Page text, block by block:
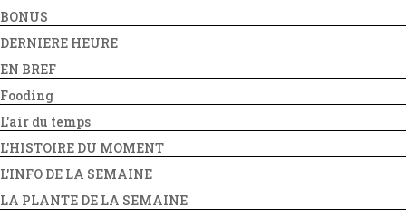
BONUS
DERNIERE HEURE
EN BREF
Fooding
L'air du temps
L'HISTOIRE DU MOMENT
L'INFO DE LA SEMAINE
LA PLANTE DE LA SEMAINE